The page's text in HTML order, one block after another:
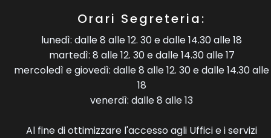
Orari Segreteria:
lunedì: dalle 8 alle 12. 30 e dalle 14.30 alle 18
martedì: 8 alle 12. 30 e dalle 14.30 alle 17
mercoledì e giovedì: dalle 8 alle 12. 30 e dalle 14.30 alle
18
venerdì: dalle 8 alle 13
Al fine di ottimizzare l'accesso agli Uffici e i servizi